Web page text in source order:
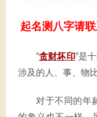
起名测八字请联
“贪财坏印”是
涉及的人、事、物
对于不同的年